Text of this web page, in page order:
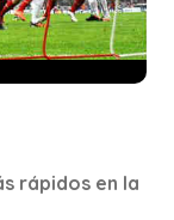
rápidos en la